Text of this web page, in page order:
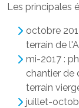
Les principales
octobre
terrain de
mi-2017 :
chantier de
terrain
juillet-